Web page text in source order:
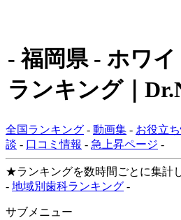
- 福岡県 - ホワ
ランキング｜
全国ランキング - 動画集 - お役立
談 - 口コミ情報 - 急上昇ページ -
★ランキングを数時間ごとに集計
- 地域別歯科ランキング -
サブメニュー